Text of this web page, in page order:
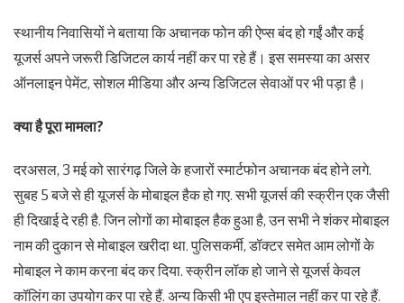
स्थानीय निवासियों ने बताया कि अचानक फोन की ऐप्स बंद हो गईं और कई
यूजर्स अपने जरूरी डिजिटल कार्य नहीं कर पा रहे हैं। इस समस्या का असर
ऑनलाइन पेमेंट, सोशल मीडिया और अन्य डिजिटल सेवाओं पर भी पड़ा है।
क्या है पूरा मामला?
दरअसल, 3 मई को सारंगढ़ जिले के हजारों स्मार्टफोन अचानक बंद होने लगे.
सुबह 5 बजे से ही यूजर्स के मोबाइल हैक हो गए. सभी यूजर्स की स्क्रीन एक जैसी
ही दिखाई दे रही है. जिन लोगों का मोबाइल हैक हुआ है, उन सभी ने शंकर मोबाइल
नाम की दुकान से मोबाइल खरीदा था. पुलिसकर्मी, डॉक्टर समेत आम लोगों के
मोबाइल ने काम करना बंद कर दिया. स्क्रीन लॉक हो जाने से यूजर्स केवल
कॉलिंग का उपयोग कर पा रहे हैं. अन्य किसी भी एप इस्तेमाल नहीं कर पा रहे हैं.